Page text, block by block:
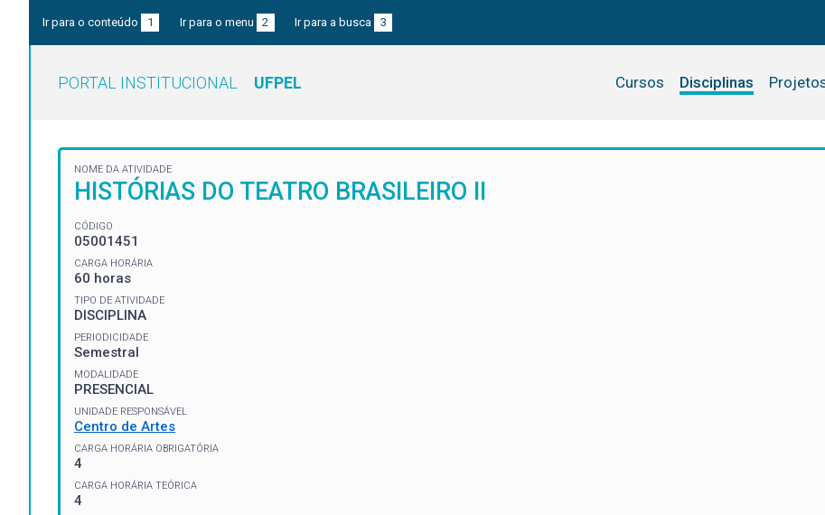
Ir para o conteúdo 1 Ir para o menu 2 Ir para a busca 3
PORTAL INSTITUCIONAL UFPEL Cursos Disciplinas
NOME DA ATIVIDADE
HISTÓRIAS DO TEATRO BRASILEIRO II
CÓDIGO
05001451
CARGA HORÁRIA
60 horas
TIPO DE ATIVIDADE
DISCIPLINA
PERIODICIDADE
Semestral
MODALIDADE
PRESENCIAL
UNIDADE RESPONSÁVEL
Centro de Artes
CARGA HORÁRIA OBRIGATÓRIA
4
CARGA HORÁRIA TEÓRICA
4